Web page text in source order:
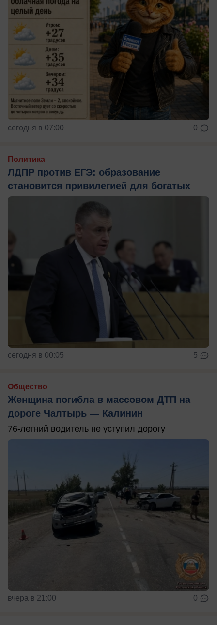
сегодня в 07:00 0
Политика
ЛДПР против ЕГЭ: образование
становится привилегией для богатых
сегодня в 00:05 5
Общество
Женщина погибла в массовом ДТП на
дороге Чалтырь — Калинин
76-летний водитель не уступил дорогу
вчера в 21:00 0